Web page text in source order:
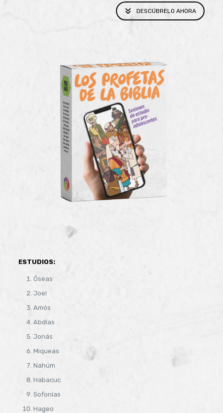
DESCÚBRELO AHORA
ESTUDIOS:
Óseas
Joel
Amós
Abdías
Jonás
Miqueas
Nahúm
Habacuc
Sofonías
Hageo